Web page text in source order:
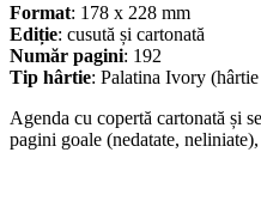
Format: 178 x 228 mm
Ediție: cusută și cartonată
Număr pagini: 192
Tip hârtie: Palatina Ivory
Agenda cu copertă cartonată și
pagini goale (nedatate,